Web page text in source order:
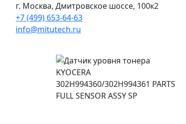
г. Москва, Дмитровское шоссе, 100к2
+7 (499) 653-64-63
info@mitutech.ru